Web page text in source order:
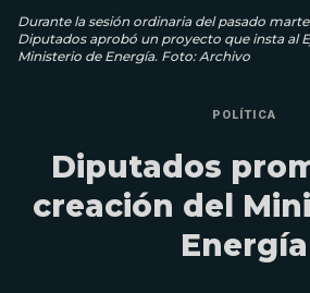
Durante la sesión ordinaria del pasado
Diputados aprobó un proyecto que insta al
Ministerio de Energía. Foto: Archivo
POLÍTICA
Diputados
creación del
Energía